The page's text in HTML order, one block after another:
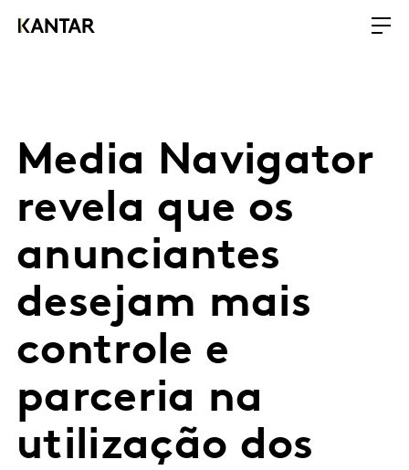
Media Navigator
revela que os
anunciantes
desejam mais
controle e
parceria na
utilização dos